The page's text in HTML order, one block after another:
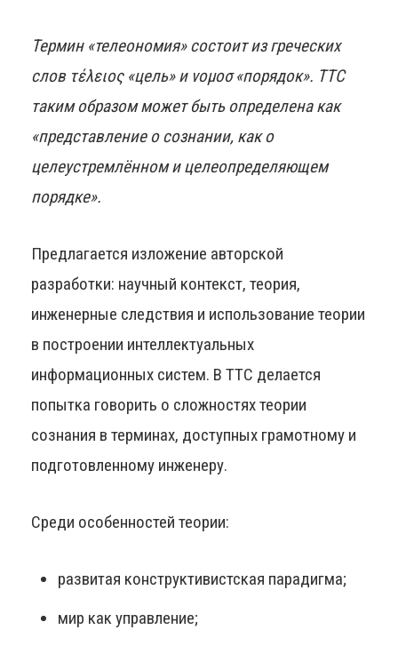
Термин «телеономия» состоит из греческих
слов τέλειος «цель» и νομοσ «порядок». ТТС
таким образом может быть определена как
«представление о сознании, как о
целеустремлённом и целеопределяющем
порядке».
Предлагается изложение авторской
разработки: научный контекст, теория,
инженерные следствия и использование теории
в построении интеллектуальных
информационных систем. В ТТС делается
попытка говорить о сложностях теории
сознания в терминах, доступных грамотному и
подготовленному инженеру.
Среди особенностей теории:
развитая конструктивистская парадигма;
мир как управление;